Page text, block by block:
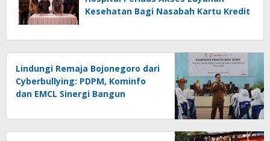
Kesehatan Bagi Nasabah Kartu Kredit
Lindungi Remaja Bojonegoro dari
Cyberbullying: PDPM, Kominfo
dan EMCL Sinergi Bangun